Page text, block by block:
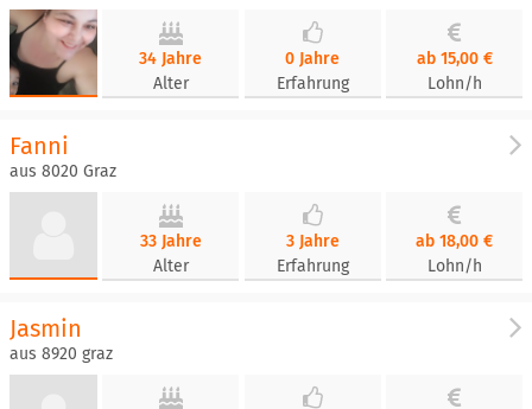
34 Jahre
Alter
0 Jahre
Erfahrung
ab 15,00 €
Lohn/h
Fanni
aus 8020 Graz
33 Jahre
Alter
3 Jahre
Erfahrung
ab 18,00 €
Lohn/h
Jasmin
aus 8920 graz